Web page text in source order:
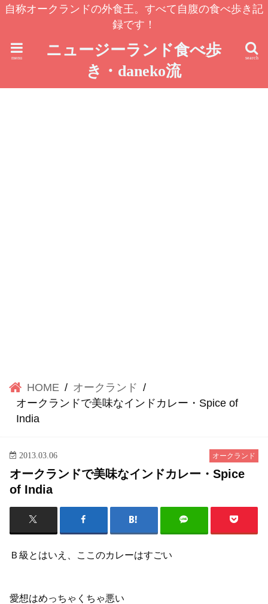
自称オークランドの外食王。すべて自腹の食べ歩き記
録です！
ニュージーランド食べ歩
き・daneko流
search
menu
HOME
オークランド
オークランドで美味なインドカレー・Spice of
India
オークランド
2013.03.06
オークランドで美味なインドカレー・Spice
of India
Ｂ級とはいえ、ここのカレーはすごい
愛想はめっちゃくちゃ悪い